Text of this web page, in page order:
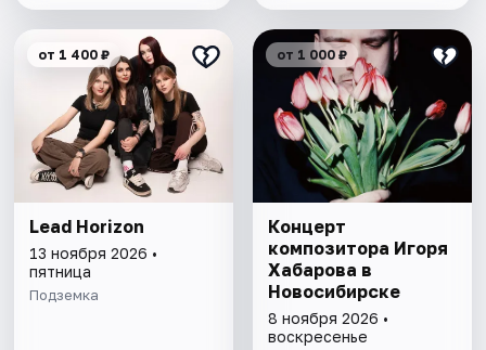
от 1 400 ₽
Lead Horizon
13 ноября 2026 •
пятница
Подземка
от 1 000 ₽
Концерт
композитора Игоря
Хабарова в
Новосибирске
8 ноября 2026 •
воскресенье